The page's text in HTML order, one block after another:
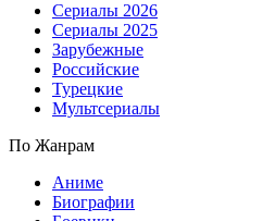
Сериалы 2026
Сериалы 2025
Зарубежные
Российские
Турецкие
Мультсериалы
По Жанрам
Аниме
Биографии